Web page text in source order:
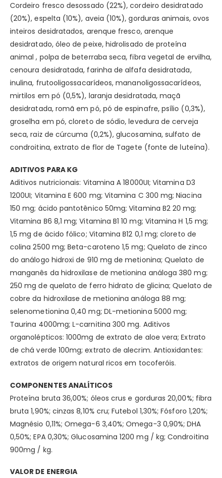
Cordeiro fresco desossado (22%), cordeiro desidratado
(20%), espelta (10%), aveia (10%), gorduras animais, ovos
inteiros desidratados, arenque fresco, arenque
desidratado, óleo de peixe, hidrolisado de proteína
animal , polpa de beterraba seca, fibra vegetal de ervilha,
cenoura desidratada, farinha de alfafa desidratada,
inulina, frutooligossacarídeos, mananoligossacarídeos,
mirtilos em pó (0,5%), laranja desidratada, maçã
desidratada, romã em pó, pó de espinafre, psílio (0,3%),
groselha em pó, cloreto de sódio, levedura de cerveja
seca, raiz de cúrcuma (0,2%), glucosamina, sulfato de
condroitina, extrato de flor de Tagete (fonte de luteína).
ADITIVOS PARA KG
Aditivos nutricionais: Vitamina A 18000UI; Vitamina D3
1200UI; Vitamina E 600 mg; Vitamina C 300 mg; Niacina
150 mg; ácido pantotênico 50mg; Vitamina B2 20 mg;
Vitamina B6 8,1 mg; Vitamina B1 10 mg; Vitamina H 1,5 mg;
1,5 mg de ácido fólico; Vitamina B12 0,1 mg; cloreto de
colina 2500 mg; Beta-caroteno 1,5 mg; Quelato de zinco
do análogo hidroxi de 910 mg de metionina; Quelato de
manganês da hidroxilase de metionina análoga 380 mg;
250 mg de quelato de ferro hidrato de glicina; Quelato de
cobre da hidroxilase de metionina análoga 88 mg;
selenometionina 0,40 mg; DL-metionina 5000 mg;
Taurina 4000mg; L-carnitina 300 mg. Aditivos
organolépticos: 1000mg de extrato de aloe vera; Extrato
de chá verde 100mg; extrato de alecrim. Antioxidantes:
extratos de origem natural ricos em tocoferóis.
COMPONENTES ANALÍTICOS
Proteína bruta 36,00%; óleos crus e gorduras 20,00%; fibra
bruta 1,90%; cinzas 8,10% cru; Futebol 1,30%; Fósforo 1,20%;
Magnésio 0,11%; Omega-6 3,40%; Omega-3 0,90%; DHA
0,50%; EPA 0,30%; Glucosamina 1200 mg / kg; Condroitina
900mg / kg.
VALOR DE ENERGIA